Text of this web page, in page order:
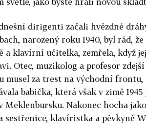
dirigenti začali hvězdné
narozený roku 1940, byl rád,
a klavírní učitelka, zemřela, když
Otec, muzikolog a profesor
musel za trest na východní frontu,
babička, která však v zimě
Meklenbursku. Nakonec hocha
sestřenice, klavíristka a pěvkyně